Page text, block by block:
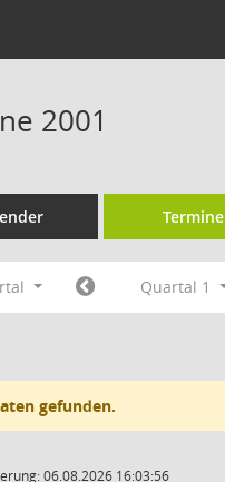
2001
Termine
Quartal 1
gefunden.
06.08.2026 16:03:56